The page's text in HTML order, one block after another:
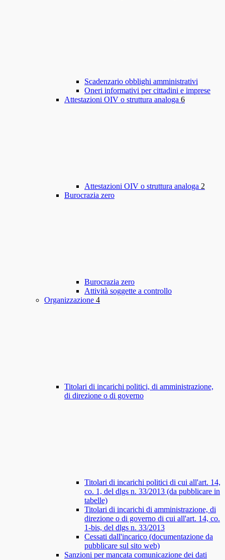
Scadenzario obblighi amministrativi
Oneri informativi per cittadini e imprese
Attestazioni OIV o struttura analoga 6
Attestazioni OIV o struttura analoga 2
Burocrazia zero
Burocrazia zero
Attività soggette a controllo
Organizzazione 4
Titolari di incarichi politici, di amministrazione,
di direzione o di governo
Titolari di incarichi politici di cui all'art. 14,
co. 1, del dlgs n. 33/2013 (da pubblicare in
tabelle)
Titolari di incarichi di amministrazione, di
direzione o di governo di cui all'art. 14, co.
1-bis, del dlgs n. 33/2013
Cessati dall'incarico (documentazione da
pubblicare sul sito web)
Sanzioni per mancata comunicazione dei dati